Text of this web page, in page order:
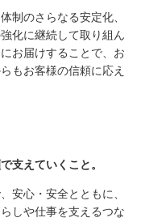
制のさらなる安定化、
化に継続して取り組ん
お届けすることで、お
もお客様の信頼に応え
支えていくこと。
安心・安全とともに、
しや仕事を支えるつな